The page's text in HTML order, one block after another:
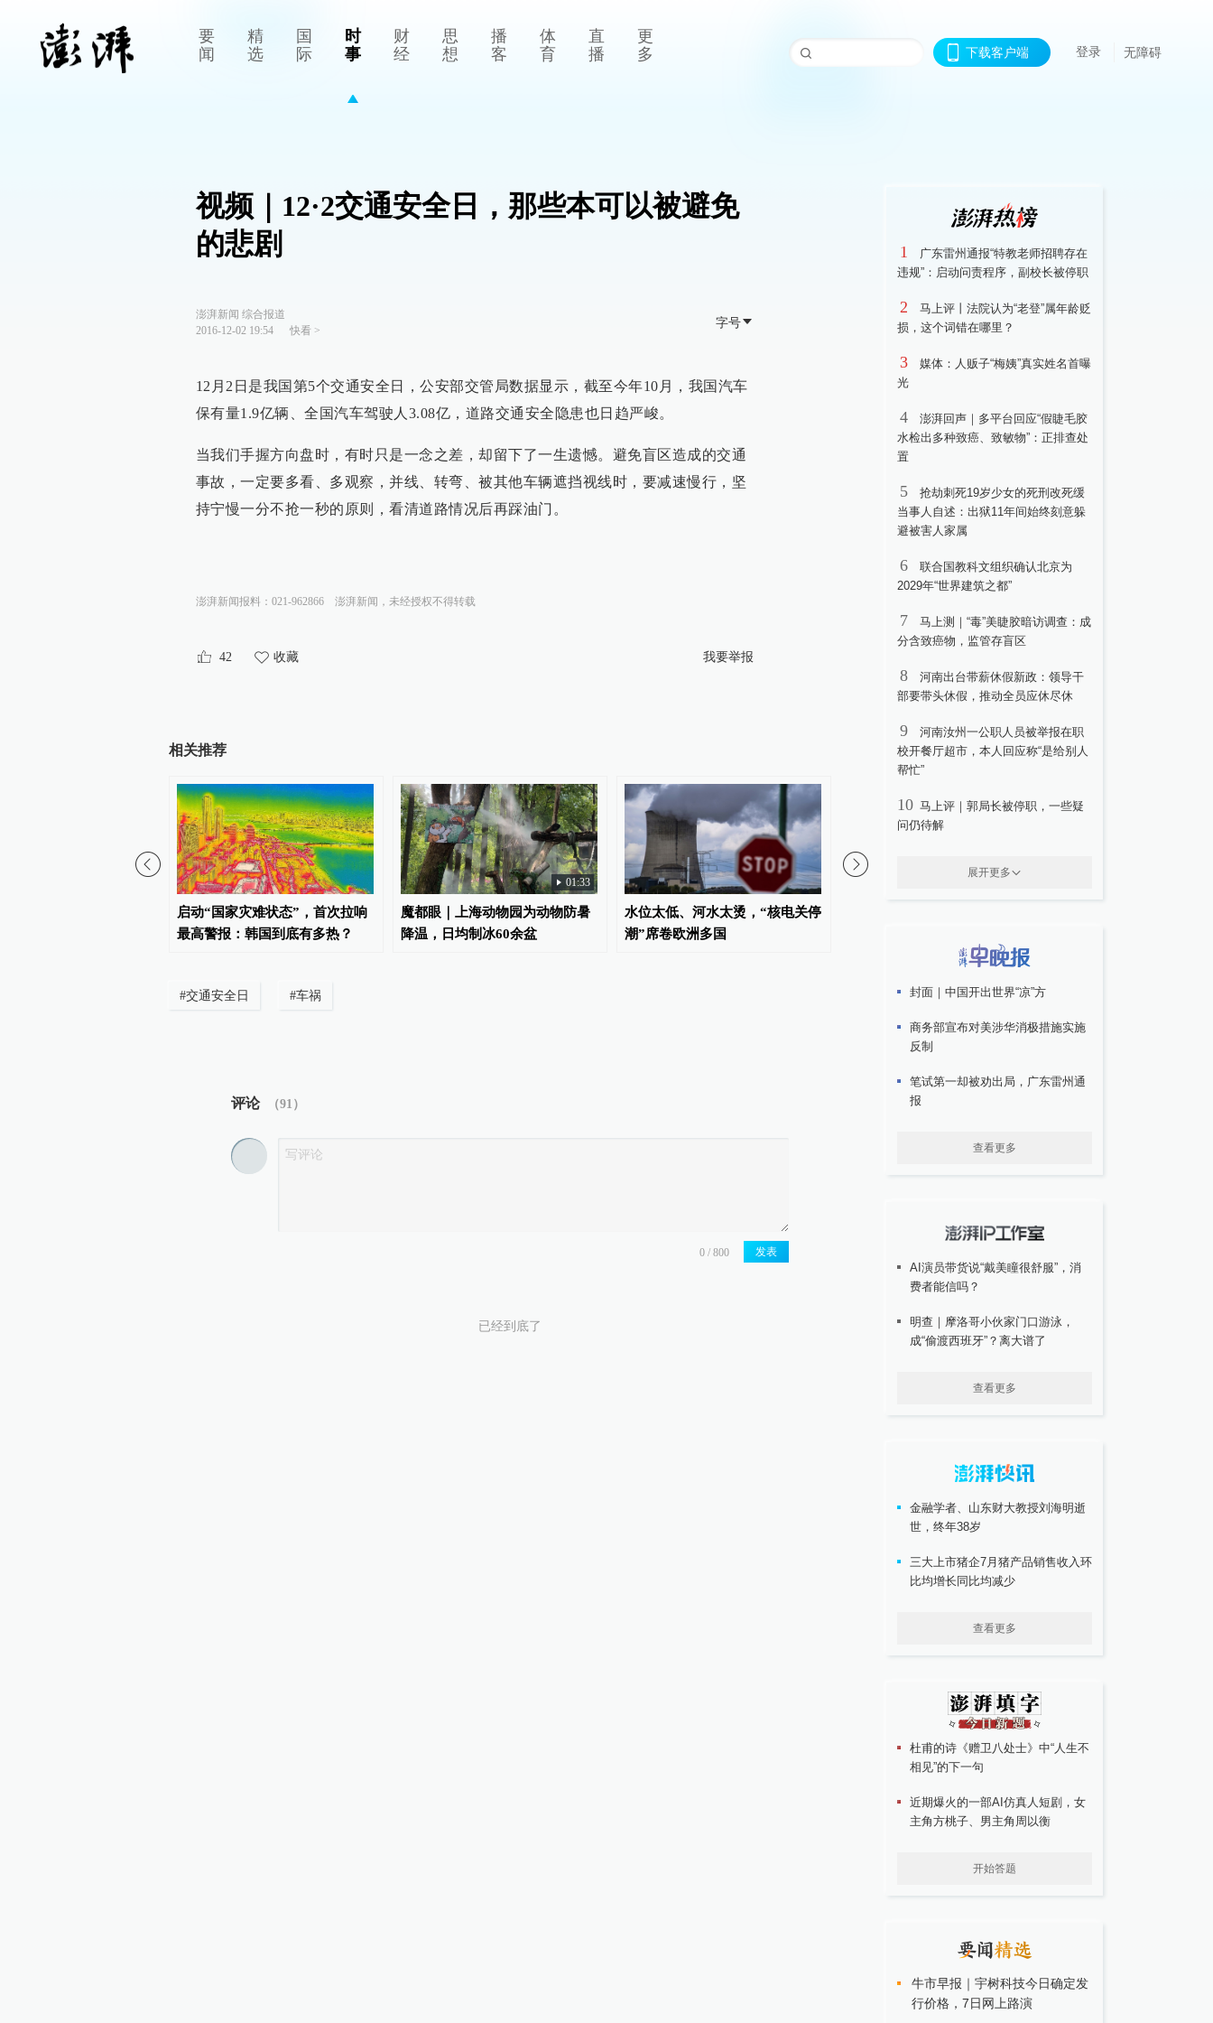
要
闻
精
选
国
际
时
事
财
经
思
想
播
客
体
育
直
播
更
多
下载客户端 登录 无障碍
视频｜12·2交通安全日，那些本可以被避免
的悲剧
澎湃新闻 综合报道
2016-12-02 19:54
快看>
字号
12月2日是我国第5个交通安全日，公安部交管局数据显示，截至今年10月，我国汽车
保有量1.9亿辆、全国汽车驾驶人3.08亿，道路交通安全隐患也日趋严峻。
当我们手握方向盘时，有时只是一念之差，却留下了一生遗憾。避免盲区造成的交通
事故，一定要多看、多观察，并线、转弯、被其他车辆遮挡视线时，要减速慢行，坚
持宁慢一分不抢一秒的原则，看清道路情况后再踩油门。
澎湃新闻报料：021-962866 澎湃新闻，未经授权不得转载
42 收藏 我要举报
相关推荐
启动“国家灾难状态”，首次拉响
最高警报：韩国到底有多热？
01:33
魔都眼｜上海动物园为动物防暑
降温，日均制冰60余盆
水位太低、河水太烫，“核电关停
潮”席卷欧洲多国
#交通安全日 #车祸
评论 （91 ）
发表
已经到底了
1
广东雷州通报“特教老师招聘存在
违规”：启动问责程序，副校长被停职
2
马上评丨法院认为“老登”属年龄贬
损，这个词错在哪里？
3
媒体：人贩子“梅姨”真实姓名首曝
光
4
澎湃回声｜多平台回应“假睫毛胶
水检出多种致癌、致敏物”：正排查处
置
5
抢劫刺死19岁少女的死刑改死缓
当事人自述：出狱11年间始终刻意躲
避被害人家属
6
联合国教科文组织确认北京为
2029年“世界建筑之都”
7
马上测｜“毒”美睫胶暗访调查：成
分含致癌物，监管存盲区
8
河南出台带薪休假新政：领导干
部要带头休假，推动全员应休尽休
9
河南汝州一公职人员被举报在职
校开餐厅超市，本人回应称“是给别人
帮忙”
10 马上评｜郭局长被停职，一些疑
问仍待解
展开更多
封面｜中国开出世界“凉”方
商务部宣布对美涉华消极措施实施
反制
笔试第一却被劝出局，广东雷州通
报
查看更多
AI演员带货说“戴美瞳很舒服”，消
费者能信吗？
明查｜摩洛哥小伙家门口游泳，
成“偷渡西班牙”？离大谱了
查看更多
金融学者、山东财大教授刘海明逝
世，终年38岁
三大上市猪企7月猪产品销售收入环
比均增长同比均减少
查看更多
杜甫的诗《赠卫八处士》中“人生不
相见”的下一句
近期爆火的一部AI仿真人短剧，女
主角方桃子、男主角周以衡
开始答题
牛市早报｜宇树科技今日确定发
行价格，7日网上路演